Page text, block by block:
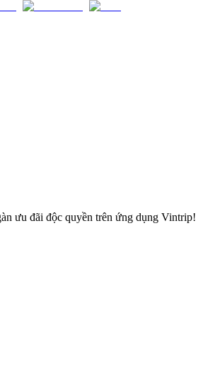
ưu đãi độc quyền trên ứng dụng Vintrip!